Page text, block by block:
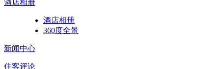
酒店相册
酒店相册
360度全景
新闻中心
住客评论